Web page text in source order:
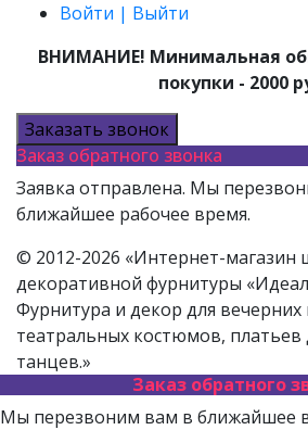
Войти | Выйти
ВНИМАНИЕ! Минимальная
покупки - 2000
Заказать звонок
Заказ обратного звонка
Заявка отправлена. Мы
ближайшее рабочее время.
© 2012-2026 «Интернет-магазин
декоративной фурнитуры
Фурнитура и декор для вечерних
театральных костюмов, платьев
танцев.»
Заказ обратного
Мы перезвоним вам в ближайшее